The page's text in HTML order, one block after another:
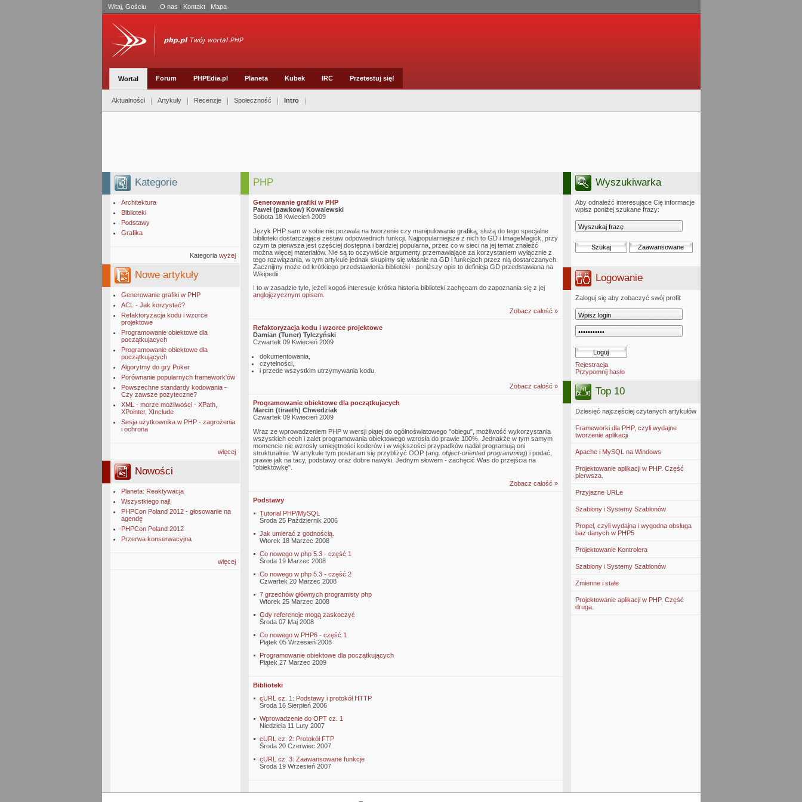
Witaj, Gościu O nas | Kontakt| Mapa
Wortal Forum PHPEdia.pl Planeta Kubek IRC Przetestuj się!
Aktualności Artykuły Recenzje Społeczność Intro
Wyszukiwarka
Aby odnaleźć interesujące Cię informacje
wpisz poniżej szukane frazy:
Logowanie
Zaloguj się aby zobaczyć swój profil:
Rejestracja
Przypomnij hasło
Top 10
Dziesięć najczęściej czytanych artykułów
Frameworki dla PHP, czyli wydajne
tworzenie aplikacji
Apache i MySQL na Windows
Projektowanie aplikacji w PHP. Część
pierwsza.
Przyjazne URLe
Szablony i Systemy Szablonów
Propel, czyli wydajna i wygodna obsługa
baz danych w PHP5
Projektowanie Kontrolera
Szablony i Systemy Szablonów
Zmienne i stałe
Projektowanie aplikacji w PHP. Część
druga.
Kategorie
Architektura
Biblioteki
Podstawy
Grafika
Kategoria wyżej
Nowe artykuły
Generowanie grafiki w PHP
ACL - Jak korzystać?
Refaktoryzacja kodu i wzorce
projektowe
Programowanie obiektowe dla
początkujacych
Programowanie obiektowe dla
początkujących
Algorytmy do gry Poker
Porównanie popularnych framework'ów
Powszechne standardy kodowania -
Czy zawsze pożyteczne?
XML - morze możliwości - XPath,
XPointer, XInclude
Sesja użytkownika w PHP - zagrożenia
i ochrona
więcej
Nowości
Planeta: Reaktywacja
Wszystkiego naj!
PHPCon Poland 2012 - głosowanie na
agendę
PHPCon Poland 2012
Przerwa konserwacyjna
więcej
PHP
Generowanie grafiki w PHP
Paweł (pawkow) Kowalewski
Sobota 18 Kwiecień 2009
Język PHP sam w sobie nie pozwala na tworzenie czy manipulowanie grafiką, służą do tego specjalne
biblioteki dostarczające zestaw odpowiednich funkcji. Najpopularniejsze z nich to GD i ImageMagick, przy
czym ta pierwsza jest częściej dostępna i bardziej popularna, przez co w sieci na jej temat znaleźć
można więcej materiałów. Nie są to oczywiście argumenty przemawiające za korzystaniem wyłącznie z
tego rozwiązania, w tym artykule jednak skupimy się właśnie na GD i funkcjach przez nią dostarczanych.
Zacznijmy może od krótkiego przedstawienia biblioteki - poniższy opis to definicja GD przedstawiana na
Wikipedii:
I to w zasadzie tyle, jeżeli kogoś interesuje krótka historia biblioteki zachęcam do zapoznania się z jej
anglojęzycznym opisem.
Zobacz całość »
Refaktoryzacja kodu i wzorce projektowe
Damian (Tuner) Tylczyński
Czwartek 09 Kwiecień 2009
dokumentowania,
czytelności,
i przede wszystkim utrzymywania kodu.
Zobacz całość »
Programowanie obiektowe dla początkujacych
Marcin (tiraeth) Chwedziak
Czwartek 09 Kwiecień 2009
Wraz ze wprowadzeniem PHP w wersji piątej do ogólnoświatowego "obiegu", możliwość wykorzystania
wszystkich cech i zalet programowania obiektowego wzrosła do prawie 100%. Jednakże w tym samym
momencie nie wzrosły umiejętności koderów i w większości przypadków nadal programują oni
strukturalnie. W artykule tym postaram się przybliżyć OOP (ang. object-oriented programming) i podać,
prawie jak na tacy, podstawy oraz dobre nawyki. Jednym słowem - zachęcić Was do przejścia na
"obiektówkę".
Zobacz całość »
Podstawy
Tutorial PHP/MySQL
Środa 25 Październik 2006
Jak umierać z godnością.
Wtorek 18 Marzec 2008
Co nowego w php 5.3 - część 1
Środa 19 Marzec 2008
Co nowego w php 5.3 - część 2
Czwartek 20 Marzec 2008
7 grzechów głównych programisty php
Wtorek 25 Marzec 2008
Gdy referencje mogą zaskoczyć
Środa 07 Maj 2008
Co nowego w PHP6 - część 1
Piątek 05 Wrzesień 2008
Programowanie obiektowe dla początkujących
Piątek 27 Marzec 2009
Biblioteki
cURL cz. 1: Podstawy i protokół HTTP
Środa 16 Sierpień 2006
Wprowadzenie do OPT cz. 1
Niedziela 11 Luty 2007
cURL cz. 2: Protokół FTP
Środa 20 Czerwiec 2007
cURL cz. 3: Zaawansowane funkcje
Środa 19 Wrzesień 2007